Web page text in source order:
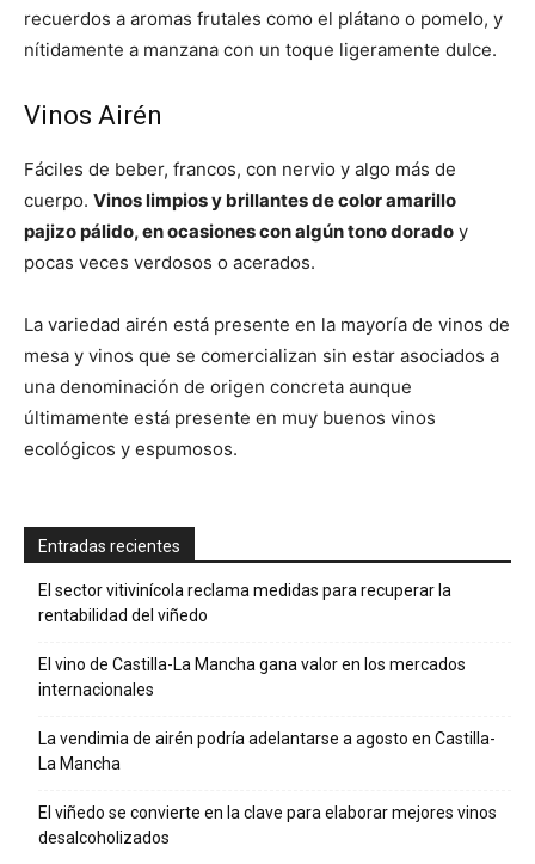
recuerdos a aromas frutales como el plátano o pomelo, y
nítidamente a manzana con un toque ligeramente dulce.
Vinos Airén
Fáciles de beber, francos, con nervio y algo más de
cuerpo. Vinos limpios y brillantes de color amarillo
pajizo pálido, en ocasiones con algún tono dorado y
pocas veces verdosos o acerados.
La variedad airén está presente en la mayoría de vinos de
mesa y vinos que se comercializan sin estar asociados a
una denominación de origen concreta aunque
últimamente está presente en muy buenos vinos
ecológicos y espumosos.
Entradas recientes
El sector vitivinícola reclama medidas para recuperar la
rentabilidad del viñedo
El vino de Castilla-La Mancha gana valor en los mercados
internacionales
La vendimia de airén podría adelantarse a agosto en Castilla-
La Mancha
El viñedo se convierte en la clave para elaborar mejores vinos
desalcoholizados